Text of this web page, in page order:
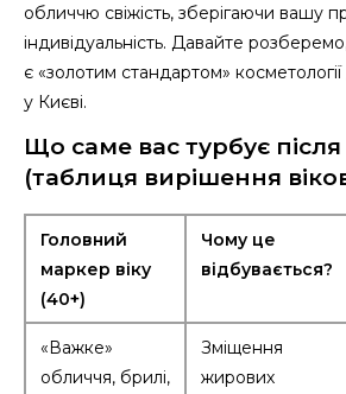
обличчю свіжість, зберігаючи вашу
індивідуальність. Давайте
є «золотим стандартом»
у Києві.
Що саме вас турбує після
(таблиця вирішення
Головний
маркер віку
(40+)
Чому це
відбувається?
«Важке»
обличчя, брилі,
Зміщення
жирових